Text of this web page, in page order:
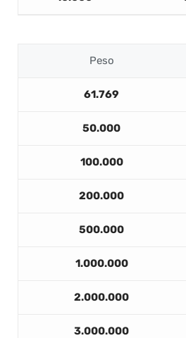
Peso
61.769
50.000
100.000
200.000
500.000
1.000.000
2.000.000
3.000.000